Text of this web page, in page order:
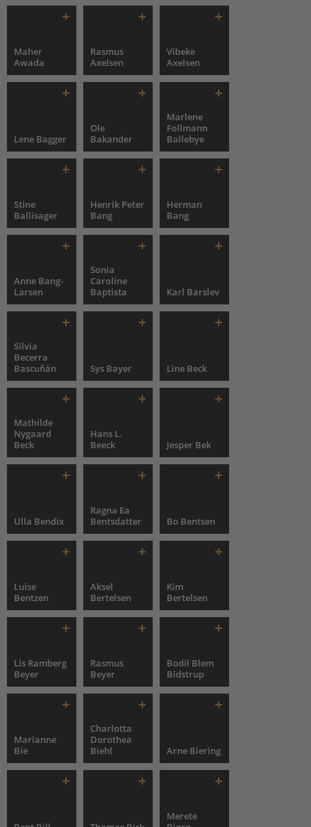
Maher
Awada
Rasmus
Axelsen
Vibeke
Axelsen
Lene Bagger
Ole
Bakander
Marlene
Follmann
Ballebye
Stine
Ballisager
Henrik Peter
Bang
Herman
Bang
Anne Bang-
Larsen
Sonia
Caroline
Baptista
Karl Barslev
Silvia
Becerra
Bascuñán
Sys Bayer Line Beck
Mathilde
Nygaard
Beck
Hans L.
Beeck
Jesper Bek
Ulla Bendix
Ragna Ea
Bentsdatter
Bo Bentsen
Luise
Bentzen
Aksel
Bertelsen
Kim
Bertelsen
Lis Ramberg
Beyer
Rasmus
Beyer
Bodil Blem
Bidstrup
Marianne
Bie
Charlotta
Dorothea
Biehl
Arne Biering
Merete